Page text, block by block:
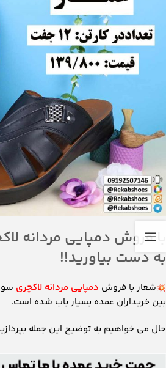
با فروش دمپایی مردانه
به دست بیاورید!!
شعار با فروش دمپایی مردانه لاکچری
بین خریداران عمده بسیار باب شده است.
حال می ‌خواهیم به توضیح این جمله